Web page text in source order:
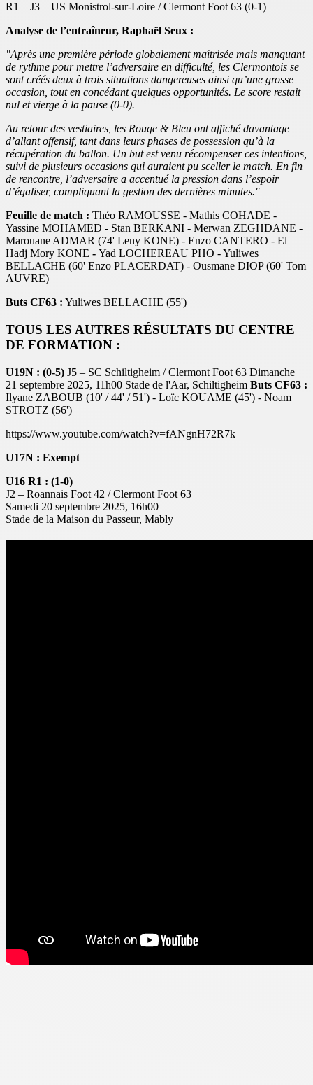
R1 – J3 – US Monistrol-sur-Loire / Clermont Foot 63 (0-1)
Analyse de l’entraîneur, Raphaël Seux :
"Après une première période globalement maîtrisée mais manquant
de rythme pour mettre l’adversaire en difficulté, les Clermontois se
sont créés deux à trois situations dangereuses ainsi qu’une grosse
occasion, tout en concédant quelques opportunités. Le score restait
nul et vierge à la pause (0-0).
Au retour des vestiaires, les Rouge & Bleu ont affiché davantage
d’allant offensif, tant dans leurs phases de possession qu’à la
récupération du ballon. Un but est venu récompenser ces intentions,
suivi de plusieurs occasions qui auraient pu sceller le match. En fin
de rencontre, l’adversaire a accentué la pression dans l’espoir
d’égaliser, compliquant la gestion des dernières minutes."
Feuille de match : Théo RAMOUSSE - Mathis COHADE -
Yassine MOHAMED - Stan BERKANI - Merwan ZEGHDANE -
Marouane ADMAR (74' Leny KONE) - Enzo CANTERO - El
Hadj Mory KONE - Yad LOCHEREAU PHO - Yuliwes
BELLACHE (60' Enzo PLACERDAT) - Ousmane DIOP (60' Tom
AUVRE)
Buts CF63 : Yuliwes BELLACHE (55')
TOUS LES AUTRES RÉSULTATS DU CENTRE
DE FORMATION :
U19N : (0-5) J5 – SC Schiltigheim / Clermont Foot 63 Dimanche
21 septembre 2025, 11h00 Stade de l'Aar, Schiltigheim Buts CF63 :
Ilyane ZABOUB (10' / 44' / 51') - Loïc KOUAME (45') - Noam
STROTZ (56')
https://www.youtube.com/watch?v=fANgnH72R7k
U17N : Exempt
U16 R1 : (1-0)
J2 – Roannais Foot 42 / Clermont Foot 63
Samedi 20 septembre 2025, 16h00
Stade de la Maison du Passeur, Mably